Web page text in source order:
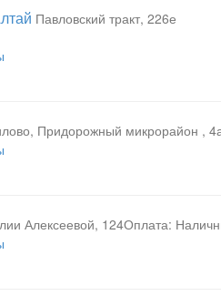
Павловский тракт, 226е
Придорожный микрорайон ,
Алексеевой, 124Оплата: